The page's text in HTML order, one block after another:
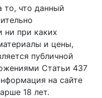
что данный
ни при каких
и цены,
публичной
Статьи 437
на сайте
18 лет.